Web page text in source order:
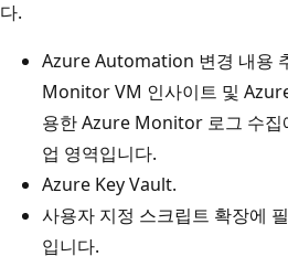
다.
Azure Automation 변경 내용
Monitor VM 인사이트 및
용한 Azure Monitor 로그 수
업 영역입니다.
Azure Key Vault.
사용자 지정 스크립트 확장에
입니다.